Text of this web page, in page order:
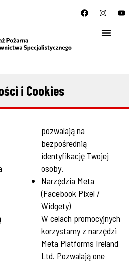
i Cookies
pozwalają na
bezpośrednią
identyfikację Twojej
osoby.
Narzędzia Meta
(Facebook Pixel /
Widgety)
W celach promocyjnych
korzystamy z narzędzi
Meta Platforms Ireland
Ltd. Pozwalają one